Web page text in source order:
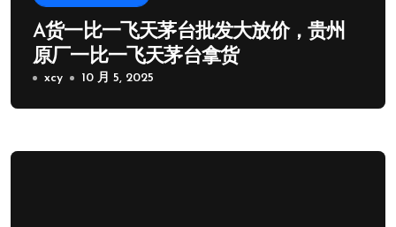
A货一比一飞天茅台批发大放价，贵州
原厂一比一飞天茅台拿货
xcy 10 月 5, 2025